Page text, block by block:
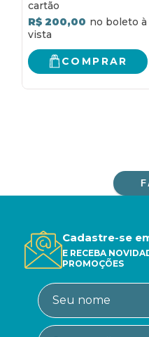
R$ 200,00
COMPRAR
Cadastre-se
E RECEBA
PROMOÇÕES